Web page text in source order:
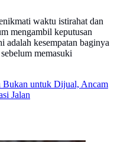
waktu istirahat dan
mengambil keputusan
adalah kesempatan baginya
memasuki
Bukan untuk Dijual, Ancam
Jalan